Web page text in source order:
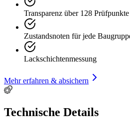
Transparenz über 128 Prüfpunkte
Zustandsnoten für jede
Lackschichtenmessung
Mehr erfahren & absichern
Technische Details